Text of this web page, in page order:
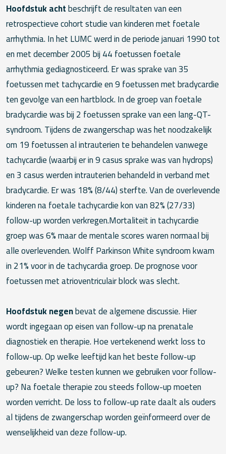
Hoofdstuk achtbeschrijft de resultaten van een
retrospectieve cohort studie van kinderen met foetale
arrhythmia. In het LUMC werd in de periode januari 1990 tot
en met december 2005 bij 44 foetussen foetale
arrhythmia gediagnosticeerd. Er was sprake van 35
foetussen met tachycardie en 9 foetussen met bradycardie
ten gevolge van een hartblock. In de groep van foetale
bradycardie was bij 2 foetussen sprake van een lang-QT-
syndroom. Tijdens de zwangerschap was het noodzakelijk
om 19 foetussen al intrauterien te behandelen vanwege
tachycardie (waarbij er in 9 casus sprake was van hydrops)
en 3 casus werden intrauterien behandeld in verband met
bradycardie. Er was 18% (8/44) sterfte. Van de overlevende
kinderen na foetale tachycardie kon van 82% (27/33)
follow-up worden verkregen.Mortaliteit in tachycardie
groep was 6% maar de mentale scores waren normaal bij
alle overlevenden. Wolff Parkinson White syndroom kwam
in 21% voor in de tachycardia groep. De prognose voor
foetussen met atrioventriculair block was slecht.
Hoofdstuk negenbevat de algemene discussie. Hier
wordt ingegaan op eisen van follow-up na prenatale
diagnostiek en therapie. Hoe vertekenend werkt loss to
follow-up. Op welke leeftijd kan het beste follow-up
gebeuren? Welke testen kunnen we gebruiken voor follow-
up? Na foetale therapie zou steeds follow-up moeten
worden verricht. De loss to follow-up rate daalt als ouders
al tijdens de zwangerschap worden geïnformeerd over de
wenselijkheid van deze follow-up.